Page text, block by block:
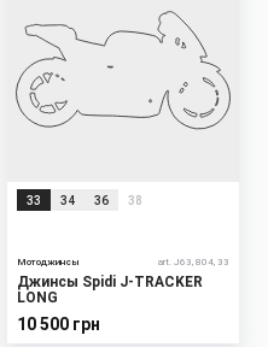
33 34 36 38
Мотоджинсы art. J63, 804, 33
Джинсы Spidi J-TRACKER
LONG
10 500 грн